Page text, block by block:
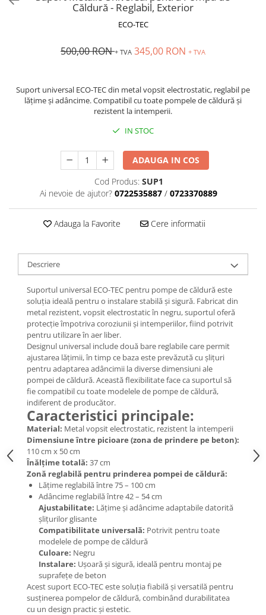
Căldură - Reglabil, Exterior
ECO-TEC
500,00 RON+ TVA 345,00 RON + TVA
Suport universal ECO-TEC din metal vopsit electrostatic, reglabil pe
lățime și adâncime. Compatibil cu toate pompele de căldură și
rezistent la intemperii.
IN STOC
ADAUGA IN COS
Cod Produs: SUP1
Ai nevoie de ajutor? 0722535887 / 0723370889
Adauga la Favorite Cere informatii
Descriere
Suportul universal ECO-TEC pentru pompe de căldură este
soluția ideală pentru o instalare stabilă și sigură. Fabricat din
metal rezistent, vopsit electrostatic în negru, suportul oferă
protecție împotriva coroziunii și intemperiilor, fiind potrivit
pentru utilizare în aer liber.
Designul universal include două bare reglabile care permit
ajustarea lățimii, în timp ce baza este prevăzută cu șlițuri
pentru adaptarea adâncimii la diverse dimensiuni ale
pompei de căldură. Această flexibilitate face ca suportul să
fie compatibil cu toate modelele de pompe de căldură,
indiferent de producător.
Caracteristici principale:
Material: Metal vopsit electrostatic, rezistent la intemperii
Dimensiune între picioare (zona de prindere pe beton):
110 cm x 50 cm
Înălțime totală: 37 cm
Zonă reglabilă pentru prinderea pompei de căldură:
Lățime reglabilă între 75 – 100 cm
Adâncime reglabilă între 42 – 54 cm
Ajustabilitate: Lățime și adâncime adaptabile datorită
șlițurilor glisante
Compatibilitate universală: Potrivit pentru toate
modelele de pompe de căldură
Culoare: Negru
Instalare: Ușoară și sigură, ideală pentru montaj pe
suprafețe de beton
Acest suport ECO-TEC este soluția fiabilă și versatilă pentru
susținerea pompelor de căldură, combinând durabilitatea
cu un design practic și estetic.